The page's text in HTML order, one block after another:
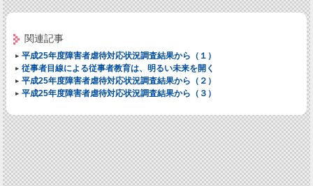
関連記事
平成25年度障害者虐待対応状況調査結果から（１）
従事者目線による従事者教育は、明るい未来を開く
平成25年度障害者虐待対応状況調査結果から（２）
平成25年度障害者虐待対応状況調査結果から（３）